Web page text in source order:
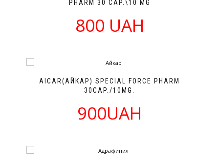
PHARM 30 CAP.\10 MG
800 UAH
AICAR(АЙКАР) SPECIAL FORCE PHARM
30CAP./10MG.
900UAH